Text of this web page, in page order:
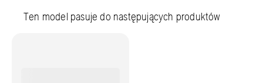
Ten model pasuje do następujących produktów